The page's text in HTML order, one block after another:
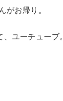
がお帰り。
ユーチューブ。